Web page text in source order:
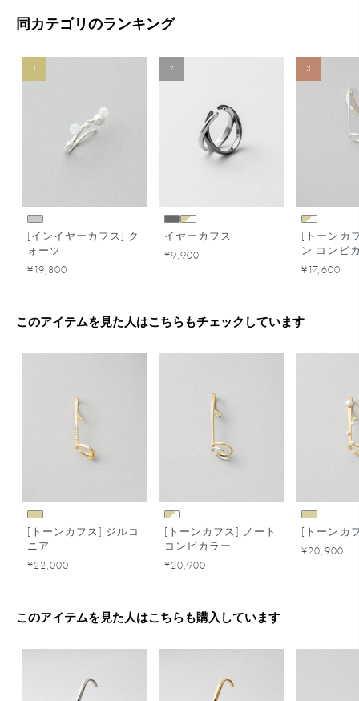
同カテゴリのランキング
1
[インイヤーカフス] ク
ォーツ
¥19,800
2
イヤーカフス
¥9,900
3
[トーンカ
ン コンビ
¥17,600
このアイテムを見た人はこちらもチェックしています
[トーンカフス] ジルコ
ニア
¥22,000
[トーンカフス] ノート
コンビカラー
¥20,900
[トーンカ
¥20,900
このアイテムを見た人はこちらも購入しています